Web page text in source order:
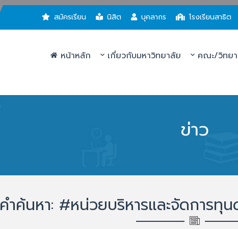
สมัครเรียน นิสิต บุคลากร โรงเรียนสาธิต
หน้าหลัก เกี่ยวกับมหาวิทยาลัย คณะ/วิทย
ข่าว
คำค้นหา: #หน่วยบริหารและจัดการ